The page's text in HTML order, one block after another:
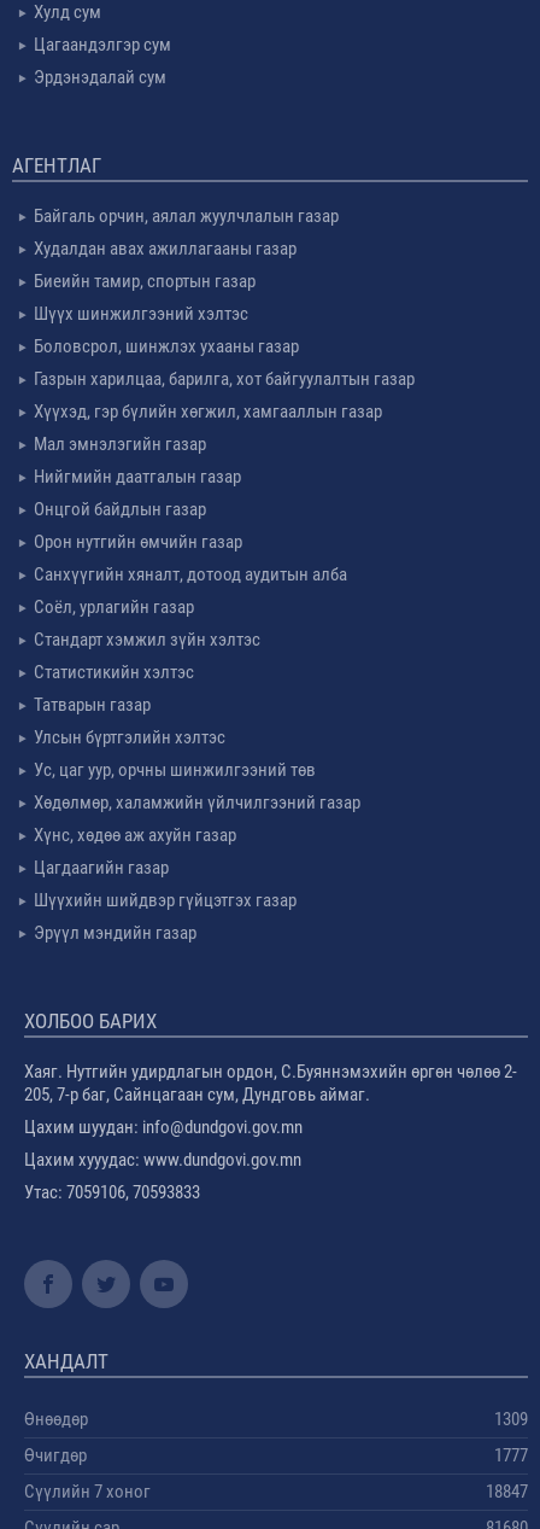
Хулд сум
Цагаандэлгэр сум
Эрдэнэдалай сум
АГЕНТЛАГ
Байгаль орчин, аялал жуулчлалын газар
Худалдан авах ажиллагааны газар
Биеийн тамир, спортын газар
Шүүх шинжилгээний хэлтэс
Боловсрол, шинжлэх ухааны газар
Газрын харилцаа, барилга, хот байгуулалтын газар
Хүүхэд, гэр бүлийн хөгжил, хамгааллын газар
Мал эмнэлэгийн газар
Нийгмийн даатгалын газар
Онцгой байдлын газар
Орон нутгийн өмчийн газар
Санхүүгийн хяналт, дотоод аудитын алба
Соёл, урлагийн газар
Стандарт хэмжил зүйн хэлтэс
Статистикийн хэлтэс
Татварын газар
Улсын бүртгэлийн хэлтэс
Ус, цаг уур, орчны шинжилгээний төв
Хөдөлмөр, халамжийн үйлчилгээний газар
Хүнс, хөдөө аж ахуйн газар
Цагдаагийн газар
Шүүхийн шийдвэр гүйцэтгэх газар
Эрүүл мэндийн газар
ХОЛБОО БАРИХ
Хаяг. Нутгийн удирдлагын ордон, С.Буяннэмэхийн өргөн чөлөө 2-
205, 7-р баг, Сайнцагаан сум, Дундговь аймаг.
Цахим шуудан: info@dundgovi.gov.mn
Цахим хууудас: www.dundgovi.gov.mn
Утас: 7059106, 70593833
ХАНДАЛТ
Өнөөдөр
1309
Өчигдөр
1777
Сүүлийн 7 хоног
18847